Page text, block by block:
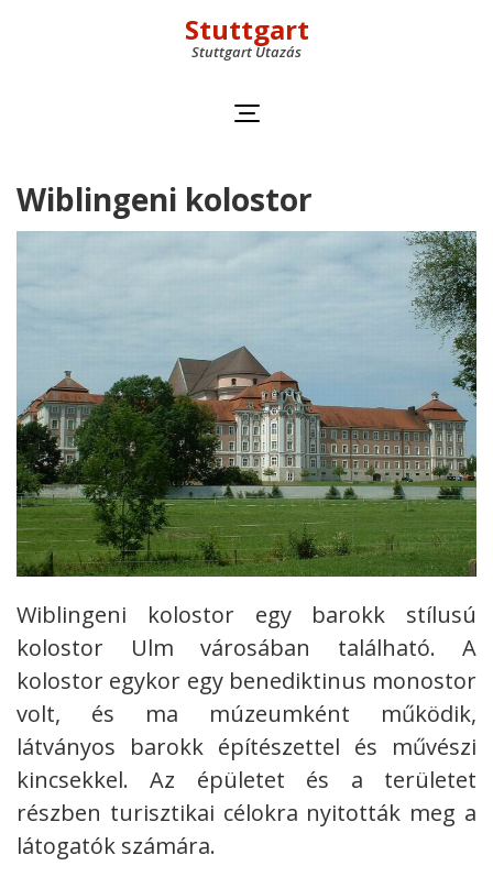
Stuttgart
Stuttgart Utazás
Wiblingeni kolostor
Wiblingeni kolostor egy barokk stílusú
kolostor Ulm városában található. A
kolostor egykor egy benediktinus monostor
volt, és ma múzeumként működik,
látványos barokk építészettel és művészi
kincsekkel.Az épületet és a területet
részben turisztikai célokra nyitották meg a
látogatók számára.